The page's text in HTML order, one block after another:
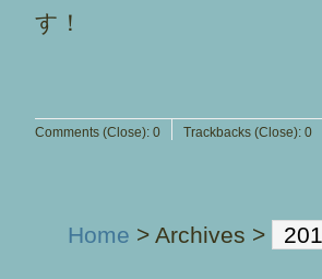
す！
Comments (Close):0 Trackbacks (Close):0
Home > Archives >